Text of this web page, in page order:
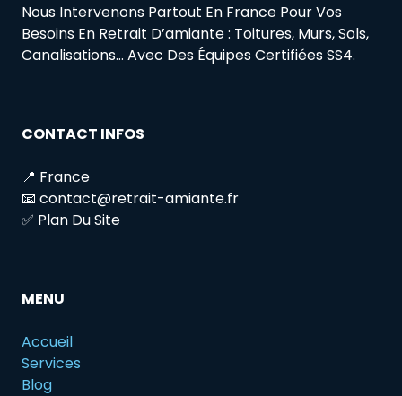
Nous Intervenons Partout En France Pour Vos
Besoins En Retrait D’amiante : Toitures, Murs, Sols,
Canalisations… Avec Des Équipes Certifiées SS4.
CONTACT INFOS
📍 France
📧 contact@retrait-amiante.fr
✅ Plan Du Site
MENU
Accueil
Services
Blog